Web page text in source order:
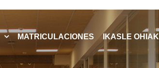
MATRICULACIONES IKASLE OHIAK